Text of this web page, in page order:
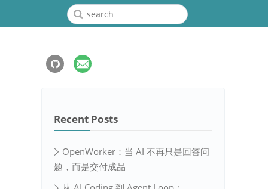
Recent Posts
OpenWorker：当 AI 不再只是回答问
题，而是交付成品